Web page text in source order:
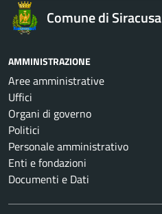
Comune di Siracusa
AMMINISTRAZIONE
Aree amministrative
Uffici
Organi di governo
Politici
Personale amministrativo
Enti e fondazioni
Documenti e Dati